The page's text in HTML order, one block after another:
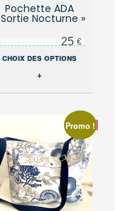
Pochette ADA
Sortie Nocturne »
25€
choix des options
plusieurs
variations.
Les
options
peuvent
être
choisies
sur
la
+
Promo !